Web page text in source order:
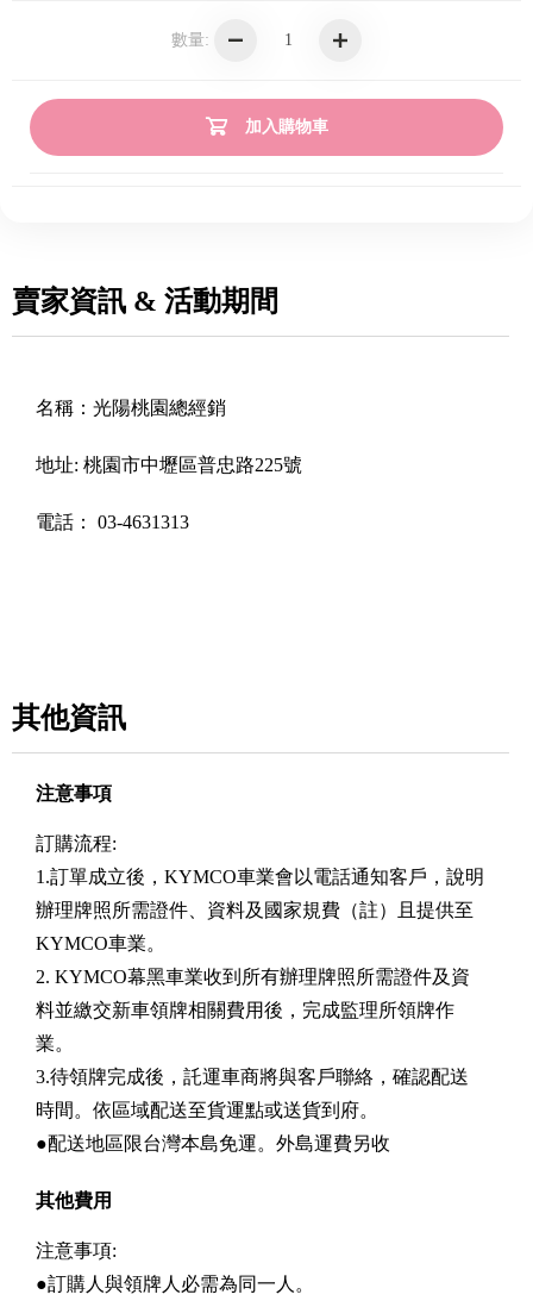
數量:
加入購物車
賣家資訊 & 活動期間
名稱： 光陽桃園總經銷
地址: 桃園市中壢區普忠路225號
電話： 03-4631313
其他資訊
注意事項
訂購流程:
1.訂單成立後，KYMCO車業會以電話通知客戶，說明
辦理牌照所需證件、資料及國家規費（註）且提供至
KYMCO車業。
2. KYMCO幕黑車業收到所有辦理牌照所需證件及資
料並繳交新車領牌相關費用後，完成監理所領牌作
業。
3.待領牌完成後，託運車商將與客戶聯絡，確認配送
時間。依區域配送至貨運點或送貨到府。
●配送地區限台灣本島免運。外島運費另收
其他費用
注意事項:
●訂購人與領牌人必需為同一人。